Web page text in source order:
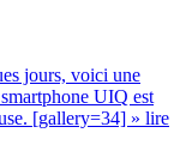
jours, voici une
UIQ est
[gallery=34] » lire